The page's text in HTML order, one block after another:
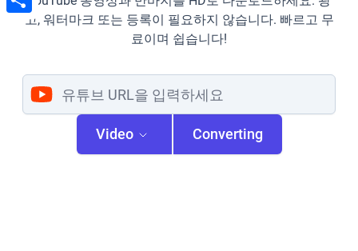
고, 워터마크 또는 등록이 필요하지 않습니다. 빠르고 무
료이며 쉽습니다!
Video Converting
Share